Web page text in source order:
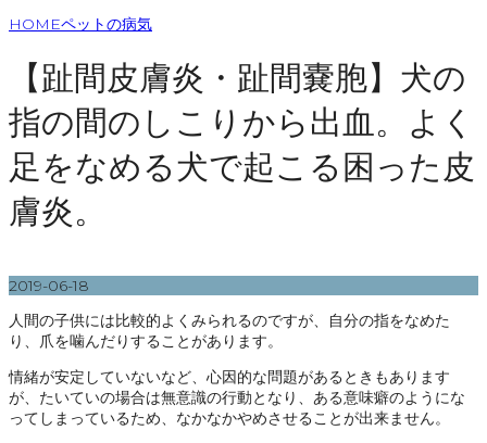
HOMEペットの病気
【趾間皮膚炎・趾間嚢胞】犬の
指の間のしこりから出血。よく
足をなめる犬で起こる困った皮
膚炎。
2019-06-18
人間の子供には比較的よくみられるのですが、自分の指をなめた
り、爪を噛んだりすることがあります。
情緒が安定していないなど、心因的な問題があるときもあります
が、たいていの場合は無意識の行動となり、ある意味癖のようにな
ってしまっているため、なかなかやめさせることが出来ません。